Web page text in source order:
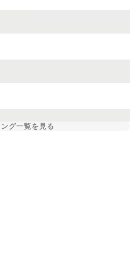
グ一覧を見る